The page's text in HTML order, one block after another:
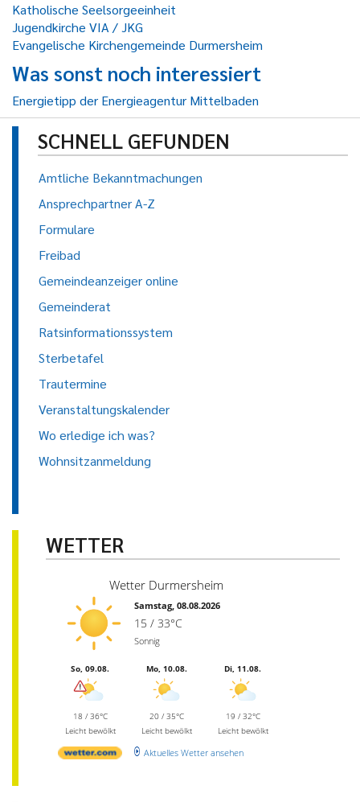
Katholische Seelsorgeeinheit
Jugendkirche VIA / JKG
Evangelische Kirchengemeinde Durmersheim
Was sonst noch interessiert
Energietipp der Energieagentur Mittelbaden
SCHNELL GEFUNDEN
Amtliche Bekanntmachungen
Ansprechpartner A-Z
Formulare
Freibad
Gemeindeanzeiger online
Gemeinderat
Ratsinformationssystem
Sterbetafel
Trautermine
Veranstaltungskalender
Wo erledige ich was?
Wohnsitzanmeldung
WETTER
Wetter Durmersheim
Samstag, 08.08.2026
15 / 33°C
Sonnig
So, 09.08.
18 / 36°C
Leicht bewölkt
Mo, 10.08.
20 / 35°C
Leicht bewölkt
Di, 11.08.
19 / 32°C
Leicht bewölkt
Aktuelles Wetter ansehen